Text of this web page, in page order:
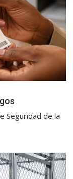
Seguridad de la